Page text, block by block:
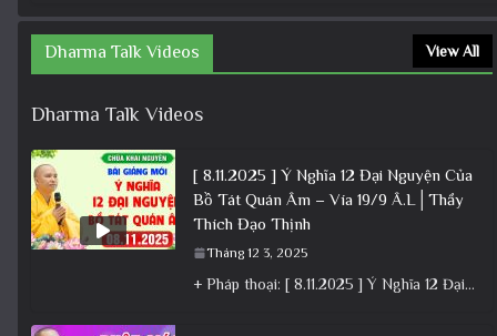
Dharma Talk Videos View All
Dharma Talk Videos
[ 8.11.2025 ] Ý Nghĩa 12 Đại Nguyện Của
Bồ Tát Quán Âm – Vía 19/9 Â.L│Thầy
Thích Đạo Thịnh
Tháng 12 3, 2025
+ Pháp thoại: [ 8.11.2025 ] Ý Nghĩa 12 Đại Nguyện Của Bồ Tát Quán Âm – Vía 19/9 Â.L│Thầy